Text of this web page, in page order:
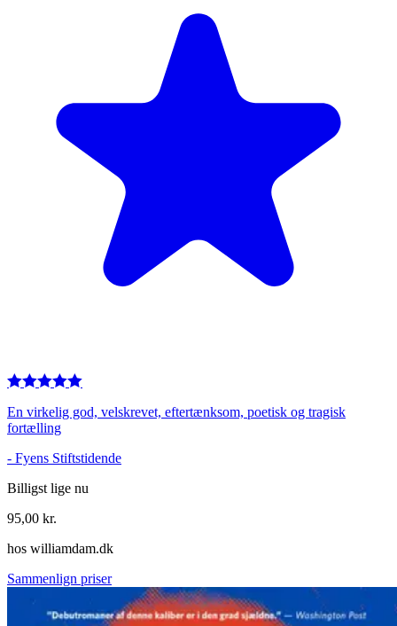
En virkelig god, velskrevet, eftertænksom, poetisk og tragisk
fortælling
- Fyens Stiftstidende
Billigst lige nu
95,00 kr.
hos williamdam.dk
Sammenlign priser